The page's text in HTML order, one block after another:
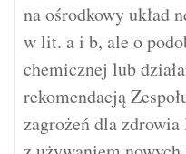
na ośrodkowy układ
w lit. a i b, ale o
chemicznej lub
rekomendacją
zagrożeń dla